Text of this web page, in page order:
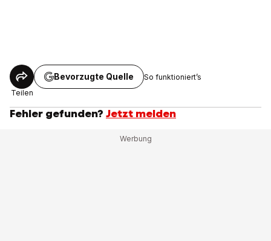
Teilen
Bevorzugte Quelle So funktioniert’s
Fehler gefunden? Jetzt melden